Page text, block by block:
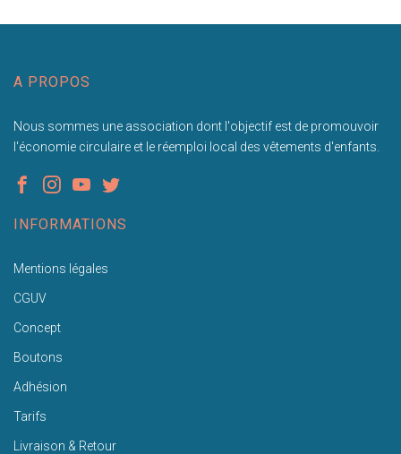
A PROPOS
Nous sommes une association dont l'objectif est de promouvoir
l'économie circulaire et le réemploi local des vêtements d'enfants.
INFORMATIONS
Mentions légales
CGUV
Concept
Boutons
Adhésion
Tarifs
Livraison & Retour